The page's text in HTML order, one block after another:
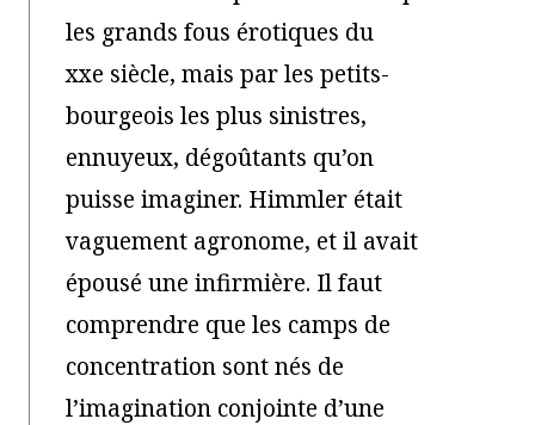
les grands fous érotiques du
xxe siècle, mais par les petits-
bourgeois les plus sinistres,
ennuyeux, dégoûtants qu’on
puisse imaginer. Himmler était
vaguement agronome, et il avait
épousé une infirmière. Il faut
comprendre que les camps de
concentration sont nés de
l’imagination conjointe d’une